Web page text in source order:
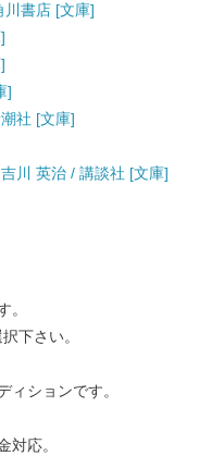
川書店 [文庫]
]
社 [文庫]
川 英治 / 講談社 [文庫]
。
下さい。
ィションです。
対応。